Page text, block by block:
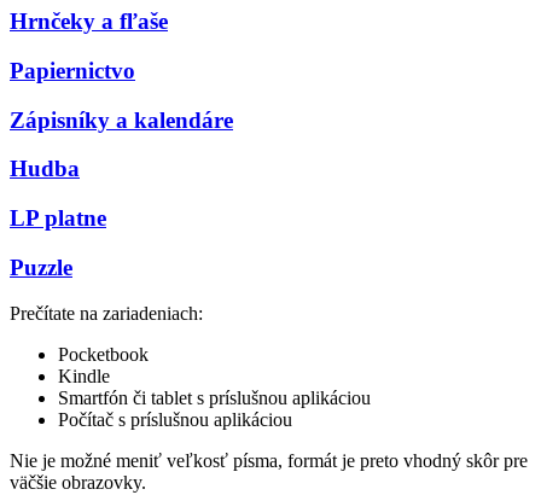
Hrnčeky a fľaše
Papiernictvo
Zápisníky a kalendáre
Hudba
LP platne
Puzzle
Prečítate na zariadeniach:
Pocketbook
Kindle
Smartfón či tablet s príslušnou aplikáciou
Počítač s príslušnou aplikáciou
Nie je možné meniť veľkosť písma, formát je preto vhodný skôr pre
väčšie obrazovky.